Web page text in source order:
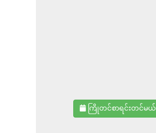
ကြိုတင်စာရင်းတင်မယ်